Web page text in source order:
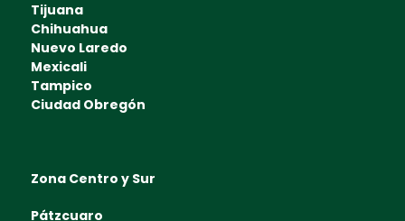
Tijuana
Chihuahua
Nuevo Laredo
Mexicali
Tampico
Ciudad Obregón
Zona Centro y Sur
Pátzcuaro